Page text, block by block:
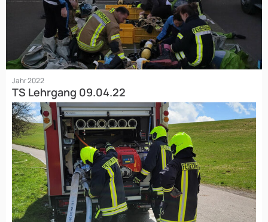
Jahr 2022
TS Lehrgang 09.04.22